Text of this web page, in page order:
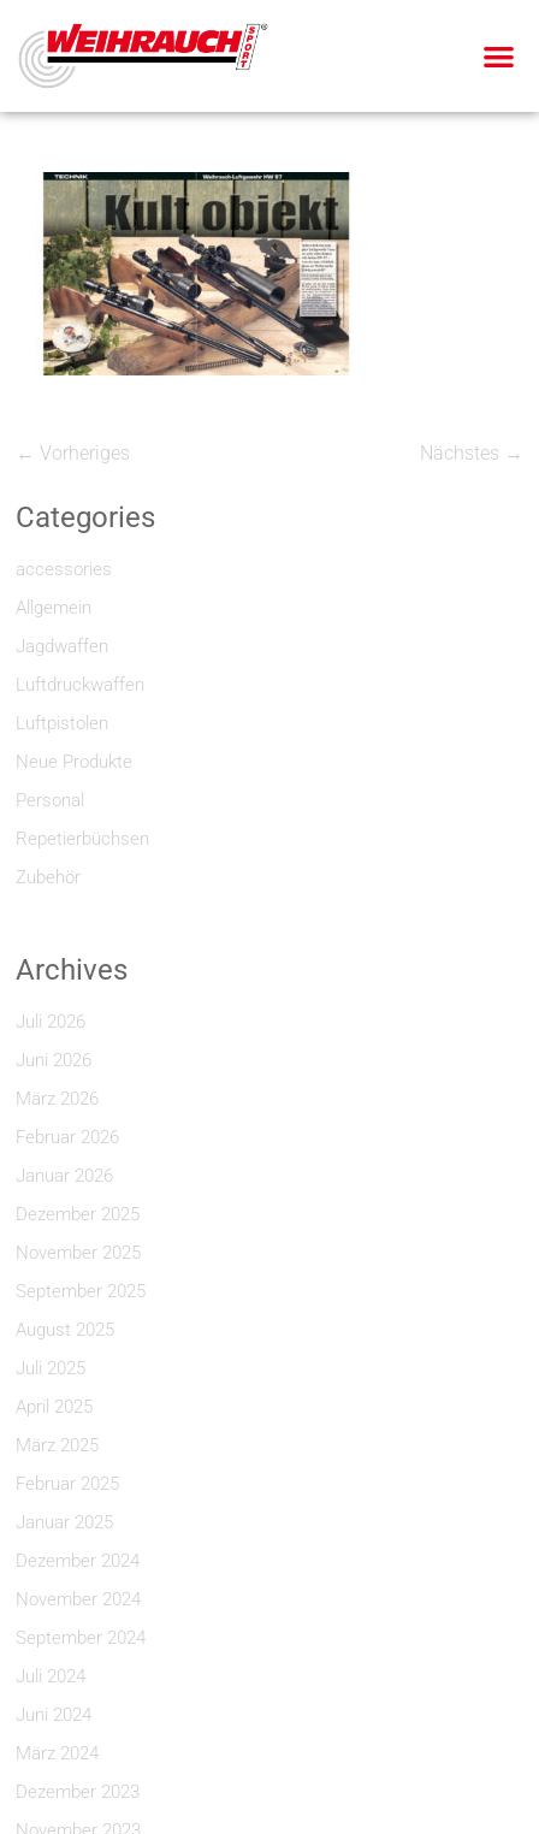
← Vorheriges Nächstes →
Categories
accessories
Allgemein
Jagdwaffen
Luftdruckwaffen
Luftpistolen
Neue Produkte
Personal
Repetierbüchsen
Zubehör
Archives
Juli 2026
Juni 2026
März 2026
Februar 2026
Januar 2026
Dezember 2025
November 2025
September 2025
August 2025
Juli 2025
April 2025
März 2025
Februar 2025
Januar 2025
Dezember 2024
November 2024
September 2024
Juli 2024
Juni 2024
März 2024
Dezember 2023